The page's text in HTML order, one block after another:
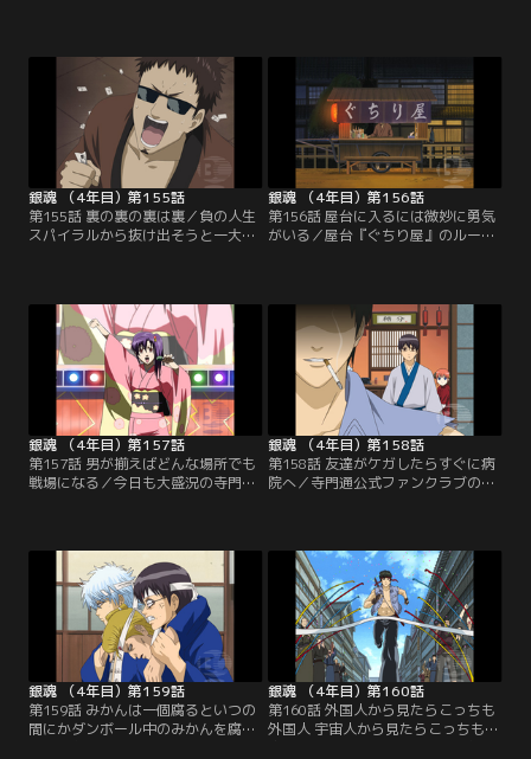
合わされる銀時までも目がバッチリ
冴えてきてしまう。運動＆満腹が安
眠を導くという銀時に従って、神楽
は夜中のジョギング町内50周、そし
て一升飯とトライするが…。【提
供：バンダイチャンネル】
らゆる分野の著名人が。自分たちは
場違いなのではと心配になってくる
二人。見ると、向こうのテーブルで
銀時や桂たちがパーティーそっちの
けで大騒ぎしていて…。【提供：バ
ンダイチャンネル】
銀魂 （4年目）第155話
第155話 裏の裏の裏は裏／負の人生
スパイラルから抜け出そうと一大決
考えるのが面倒でテキトーに張る銀
時。結果はどちらも惨敗で、帰りの
電車賃さえ無くしてしまう。二人は
着物を質に入れ、最後の300円を握
りしめて起死回生の勝負に挑む…！
【提供：バンダイチャンネル】
銀魂 （4年目）第156話
第156話 屋台に入るには微妙に勇気
がいる／屋台『ぐちり屋』のルール
は甘党で気だるそうな侍、次にマヨ
侍、最後にゴリさん（仮名）。しか
し店の親父が彼らのいつものグチを
代弁してしまい、一同は慌てふため
く。そこにもう一人、見知った女性
がやってきて…。【提供：バンダイ
チャンネル】
銀魂 （4年目）第157話
第157話 男が揃えばどんな場所でも
戦場になる／今日も大盛況の寺門通
だ。しかも隊員が無断で脱退してい
たという事実を知り、激昂する新
八。新興のファンクラブ「通選隊」
への鞍替えだというのだが、そのリ
ーダーは妖刀の呪いでカリスマオタ
クとなった土方だった…！【提供：
バンダイチャンネル】
銀魂 （4年目）第158話
第158話 友達がケガしたらすぐに病
院へ／寺門通公式ファンクラブの座
よってねじ伏せられたかに見えた
が、実は消滅せずに彼の中に生き続
けていたのだ。覇道を極めようとす
るトッシー、お通ちゃんへの愛が原
動力の新八。勝利は果たしてどちら
の手に…！？【提供：バンダイチャ
ンネル】
銀魂 （4年目）第159話
第159話 みかんは一個腐るといつの
間にかダンボール中のみかんを腐ら
銀魂 （4年目）第160話
第160話 外国人から見たらこっちも
外国人 宇宙人から見たらこっちも宇